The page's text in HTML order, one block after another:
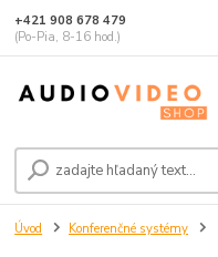
+421 908 678 479
(Po-Pia, 8-16 hod.)
Úvod Konferenčné systémy